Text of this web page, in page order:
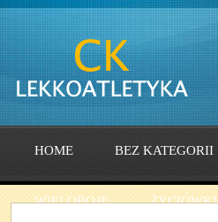
HOME BEZ KATEGORII
WIELOBOJE ŻYCIÓWKI